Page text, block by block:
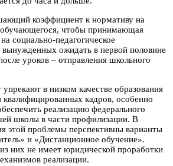
коэффициент к нормативу на
чтобы принимающая
социально-педагогическое
ожидать в первой половине
уроков – отправления школьного
в низком качестве образования
квалифицированных кадров, особенно
реализацию федерального
школы в части профилизации. В
этой проблемы перспективны варианты
и «Дистанционное обучение».
них не имеет юридической проработки
реализации.